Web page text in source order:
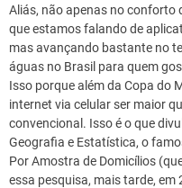
Aliás, não apenas no conforto
que estamos falando de
mas avançando bastante no
águas no Brasil para quem
Isso porque além da Copa do
internet via celular ser maior
convencional. Isso é o que
Geografia e Estatística, o
Por Amostra de Domicílios
essa pesquisa, mais tarde, em